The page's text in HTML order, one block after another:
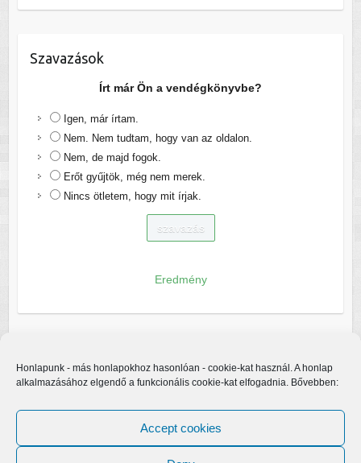
Honlapunk - más honlapokhoz hasonlóan - cookie-kat használ. A honlap
alkalmazásához elgendő a funkcionális cookie-kat elfogadnia. Bővebben:
Accept cookies
Szavazások
Írt már Ön a vendégkönyvbe?
Igen, már írtam.
Nem. Nem tudtam, hogy van az oldalon.
Nem, de majd fogok.
Erőt gyűjtök, még nem merek.
Nincs ötletem, hogy mit írjak.
Eredmény